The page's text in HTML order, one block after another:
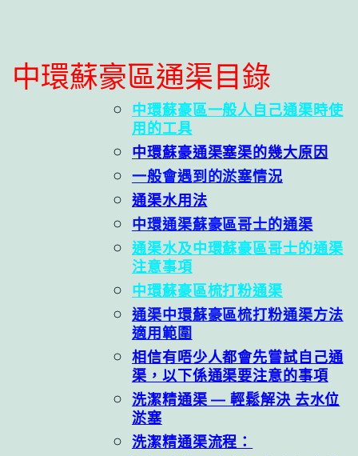
中環蘇豪區通渠目錄
中環蘇豪區一般人自己通渠時使
用的工具
中環蘇豪通渠塞渠的幾大原因
一般會遇到的淤塞情況
通渠水用法
中環通渠蘇豪區哥士的通渠
通渠水及中環蘇豪區哥士的通渠
注意事項
中環蘇豪區梳打粉通渠
通渠中環蘇豪區梳打粉通渠方法
適用範圍
相信有唔少人都會先嘗試自己通
渠，以下係通渠要注意的事項
洗潔精通渠 — 輕鬆解決 去水位
淤塞
洗潔精通渠流程：